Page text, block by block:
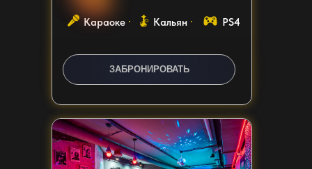
ЗАКАЗАТЬ ЗВОНОК
ЗАБРОНИРОВАТЬ
Караоке Кальян PS4